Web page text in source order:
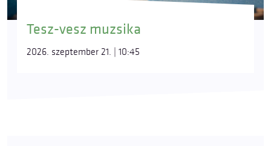
Tesz-vesz muzsika
2026. szeptember 21. | 10:45